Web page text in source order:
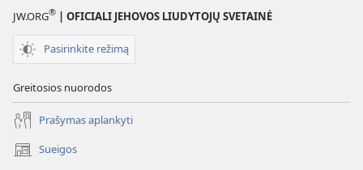
JW.ORG® | OFICIALI JEHOVOS LIUDYTOJŲ SVETAINĖ
Pasirinkite režimą
Greitosios nuorodos
Prašymas aplankyti
Sueigos
(atsiveria